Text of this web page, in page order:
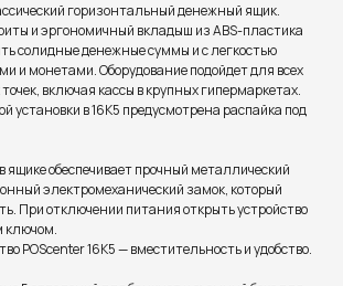
горизонтальный денежный ящик.
и эргономичный вкладыш из ABS-пластика
солидные денежные суммы и с легкостью
и монетами. Оборудование подойдет для всех
включая кассы в крупных гипермаркетах.
установки в 16K5 предусмотрена распайка под
ящике обеспечивает прочный металлический
электромеханический замок, который
При отключении питания открыть устройство
ключом.
POScenter 16K5 — вместительность и удобство.